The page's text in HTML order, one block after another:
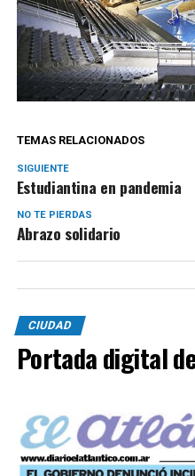
TEMAS RELACIONADOS
SIGUIENTE
Estudiantina en pandemia
NO TE PIERDAS
Abrazo solidario
CIUDAD
Portada digital